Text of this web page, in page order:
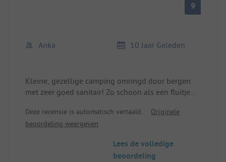
9
Anka 10 Jaar Geleden
Kleine, gezellige camping omringd door bergen
met zeer goed sanitair! Zo schoon als een fluitje
Wij komen altijd terug.
Deze recensie is automatisch vertaald.
Originele
beoordeling weergeven
Lees de volledige
beoordeling